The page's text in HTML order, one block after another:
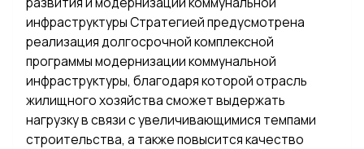
инфраструктуры Стратегией предусмотрена
реализация долгосрочной комплексной
программы модернизации коммунальной
инфраструктуры, благодаря которой отрасль
жилищного хозяйства сможет выдержать
нагрузку в связи с увеличивающимися темпами
строительства, а также повысится качество